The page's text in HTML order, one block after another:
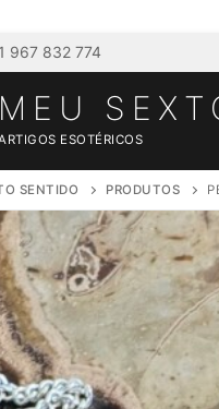
967 832 774
MEU
ESOTÉRICOS
SENTIDO PRODUTOS